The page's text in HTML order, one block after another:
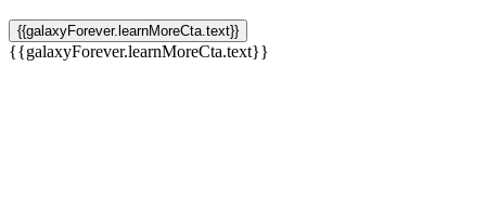
{{galaxyForever.learnMoreCta.text}}
{{galaxyForever.learnMoreCta.text}}